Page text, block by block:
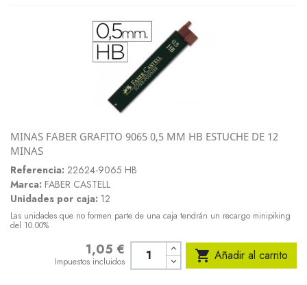
MINAS FABER GRAFITO 9065 0,5 MM HB ESTUCHE DE 12
MINAS
Referencia: 22624-9065 HB
Marca: FABER CASTELL
Unidades por caja: 12
Las unidades que no formen parte de una caja tendrán un recargo minipiking
del 10.00%
1,05 €
Impuestos incluidos  Añadir al carrito